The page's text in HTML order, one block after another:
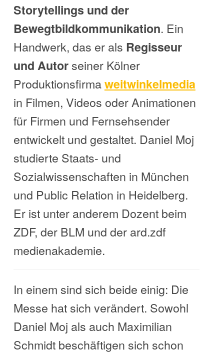
Storytellings und der
Bewegtbildkommunikation. Ein
Handwerk, das er als Regisseur
und Autorseiner Kölner
Produktionsfirmaweitwinkelmedia
in Filmen, Videos oder Animationen
für Firmen und Fernsehsender
entwickelt und gestaltet. Daniel Moj
studierte Staats- und
Sozialwissenschaften in München
und Public Relation in Heidelberg.
Er ist unter anderem Dozent beim
ZDF, der BLM und der ard.zdf
medienakademie.
In einem sind sich beide einig: Die
Messe hat sich verändert. Sowohl
Daniel Moj als auch Maximilian
Schmidt beschäftigen sich schon